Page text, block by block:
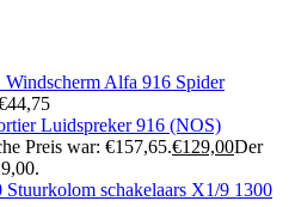
Windscherm Alfa 916 Spider
44,75
Luidspreker 916 (NOS)
Preis war: €157,65.€129,00Der
Stuurkolom schakelaars X1/9 1300